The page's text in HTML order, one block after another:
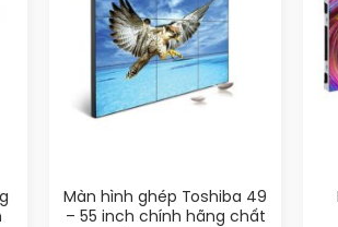
Màn hình ghép Toshiba 49
– 55 inch chính hãng chất